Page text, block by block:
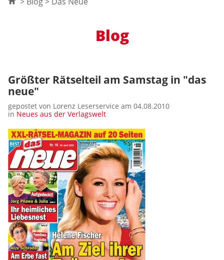
Blog
Größter Rätselteil am Samstag in "das
neue"
gepostet von Lorenz Leserservice am 04.08.2010
in Neues aus der Verlagswelt